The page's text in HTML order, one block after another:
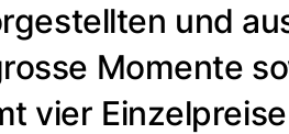
und
Momente
vier